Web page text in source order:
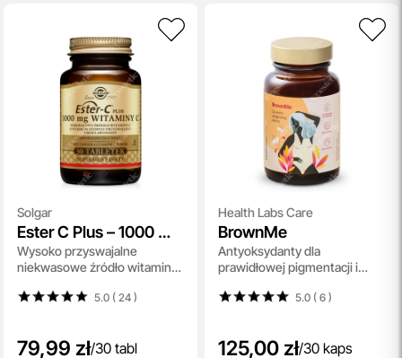
Solgar
Ester C Plus – 1000 mg
Witaminy C
Wysoko przyswajalne
niekwasowe źródło witaminy
5.0 ( 24)
79,99 zł/30 tabl
Health Labs Care
BrownMe
Antyoksydanty dla
prawidłowej pigmentacji i
5.0 ( 6)
125,00 zł/30 kaps